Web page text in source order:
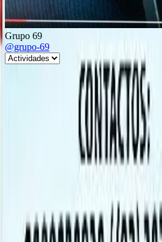
Grupo 69
@grupo-69